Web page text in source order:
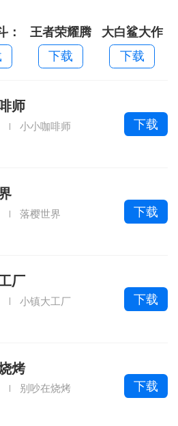
：
王者荣耀腾
讯手机版
下载
大白鲨大作
战2026
下载
师
小小咖啡师 下载
落樱世界 下载
厂
小镇大工厂 下载
烤
别吵在烧烤 下载